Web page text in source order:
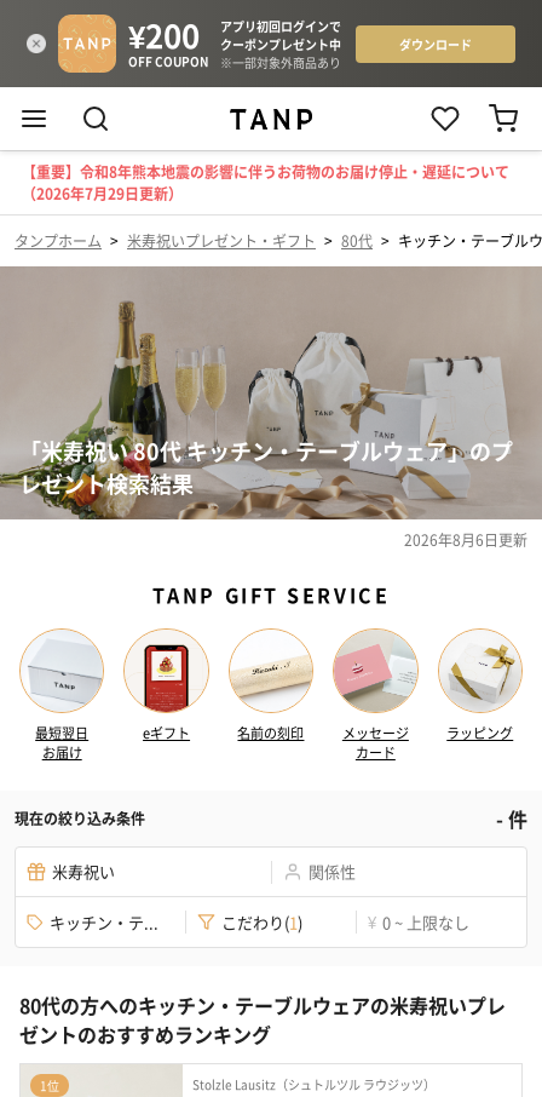
【重要】令和8年熊本地震の影響に伴うお荷物のお届け停止・遅延について
（2026年7月29日更新）
タンプホーム > 米寿祝いプレゼント・ギフト > 80代 > キッチン・テーブル
「米寿祝い 80代 キッチン・テーブルウェア」のプ
レゼント検索結果
2026年8月6日更新
TANP GIFT SERVICE
最短翌日
お届け
eギフト 名前の刻印
メッセージ
カード
ラッピング
現在の絞り込み条件 -件
米寿祝い 関係性
キッチン・テ... こだわり(1) ¥ 0 ~ 上限なし
80代の方へのキッチン・テーブルウェアの米寿祝いプレ
ゼントのおすすめランキング
1位 Stolzle Lausitz（シュトルツル ラウジッツ）